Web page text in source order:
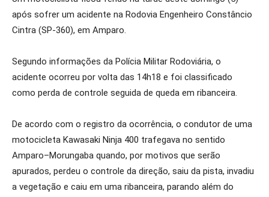
após sofrer um acidente na Rodovia Engenheiro Constâncio
Cintra (SP-360), em Amparo.
Segundo informações da Polícia Militar Rodoviária, o
acidente ocorreu por volta das 14h18 e foi classificado
como perda de controle seguida de queda em ribanceira.
De acordo com o registro da ocorrência, o condutor de uma
motocicleta Kawasaki Ninja 400 trafegava no sentido
Amparo–Morungaba quando, por motivos que serão
apurados, perdeu o controle da direção, saiu da pista, invadiu
a vegetação e caiu em uma ribanceira, parando além do